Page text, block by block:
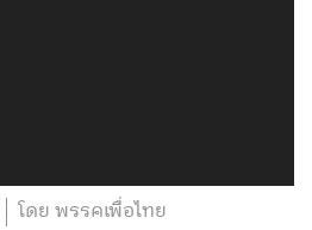
โดย พรรคเพื่อไทย